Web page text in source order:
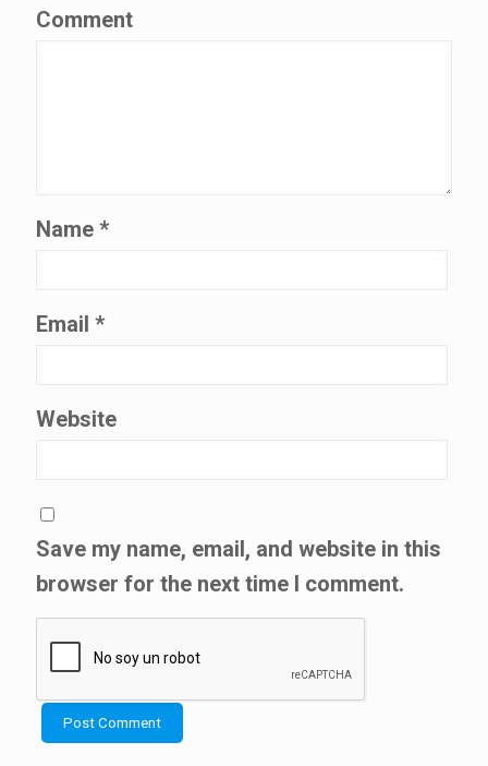
Comment
Name *
Email *
Website
Save my name, email, and website in this
browser for the next time I comment.